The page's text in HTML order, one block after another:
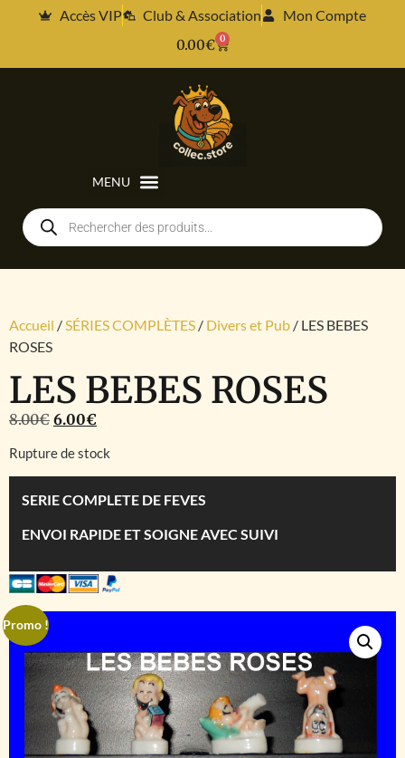
Accès VIP Club & Association
Mon Compte
0.00€ 0
Accueil /SÉRIES COMPLÈTES / Divers et Pub / LES BEBES
ROSES
LES BEBES ROSES
8.00€ 6.00€
Rupture de stock
SERIE COMPLETE DE FEVES
ENVOI RAPIDE ET SOIGNE AVEC SUIVI
Promo !